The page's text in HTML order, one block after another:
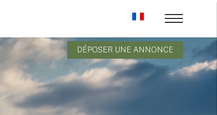
DÉPOSER UNE ANNONCE